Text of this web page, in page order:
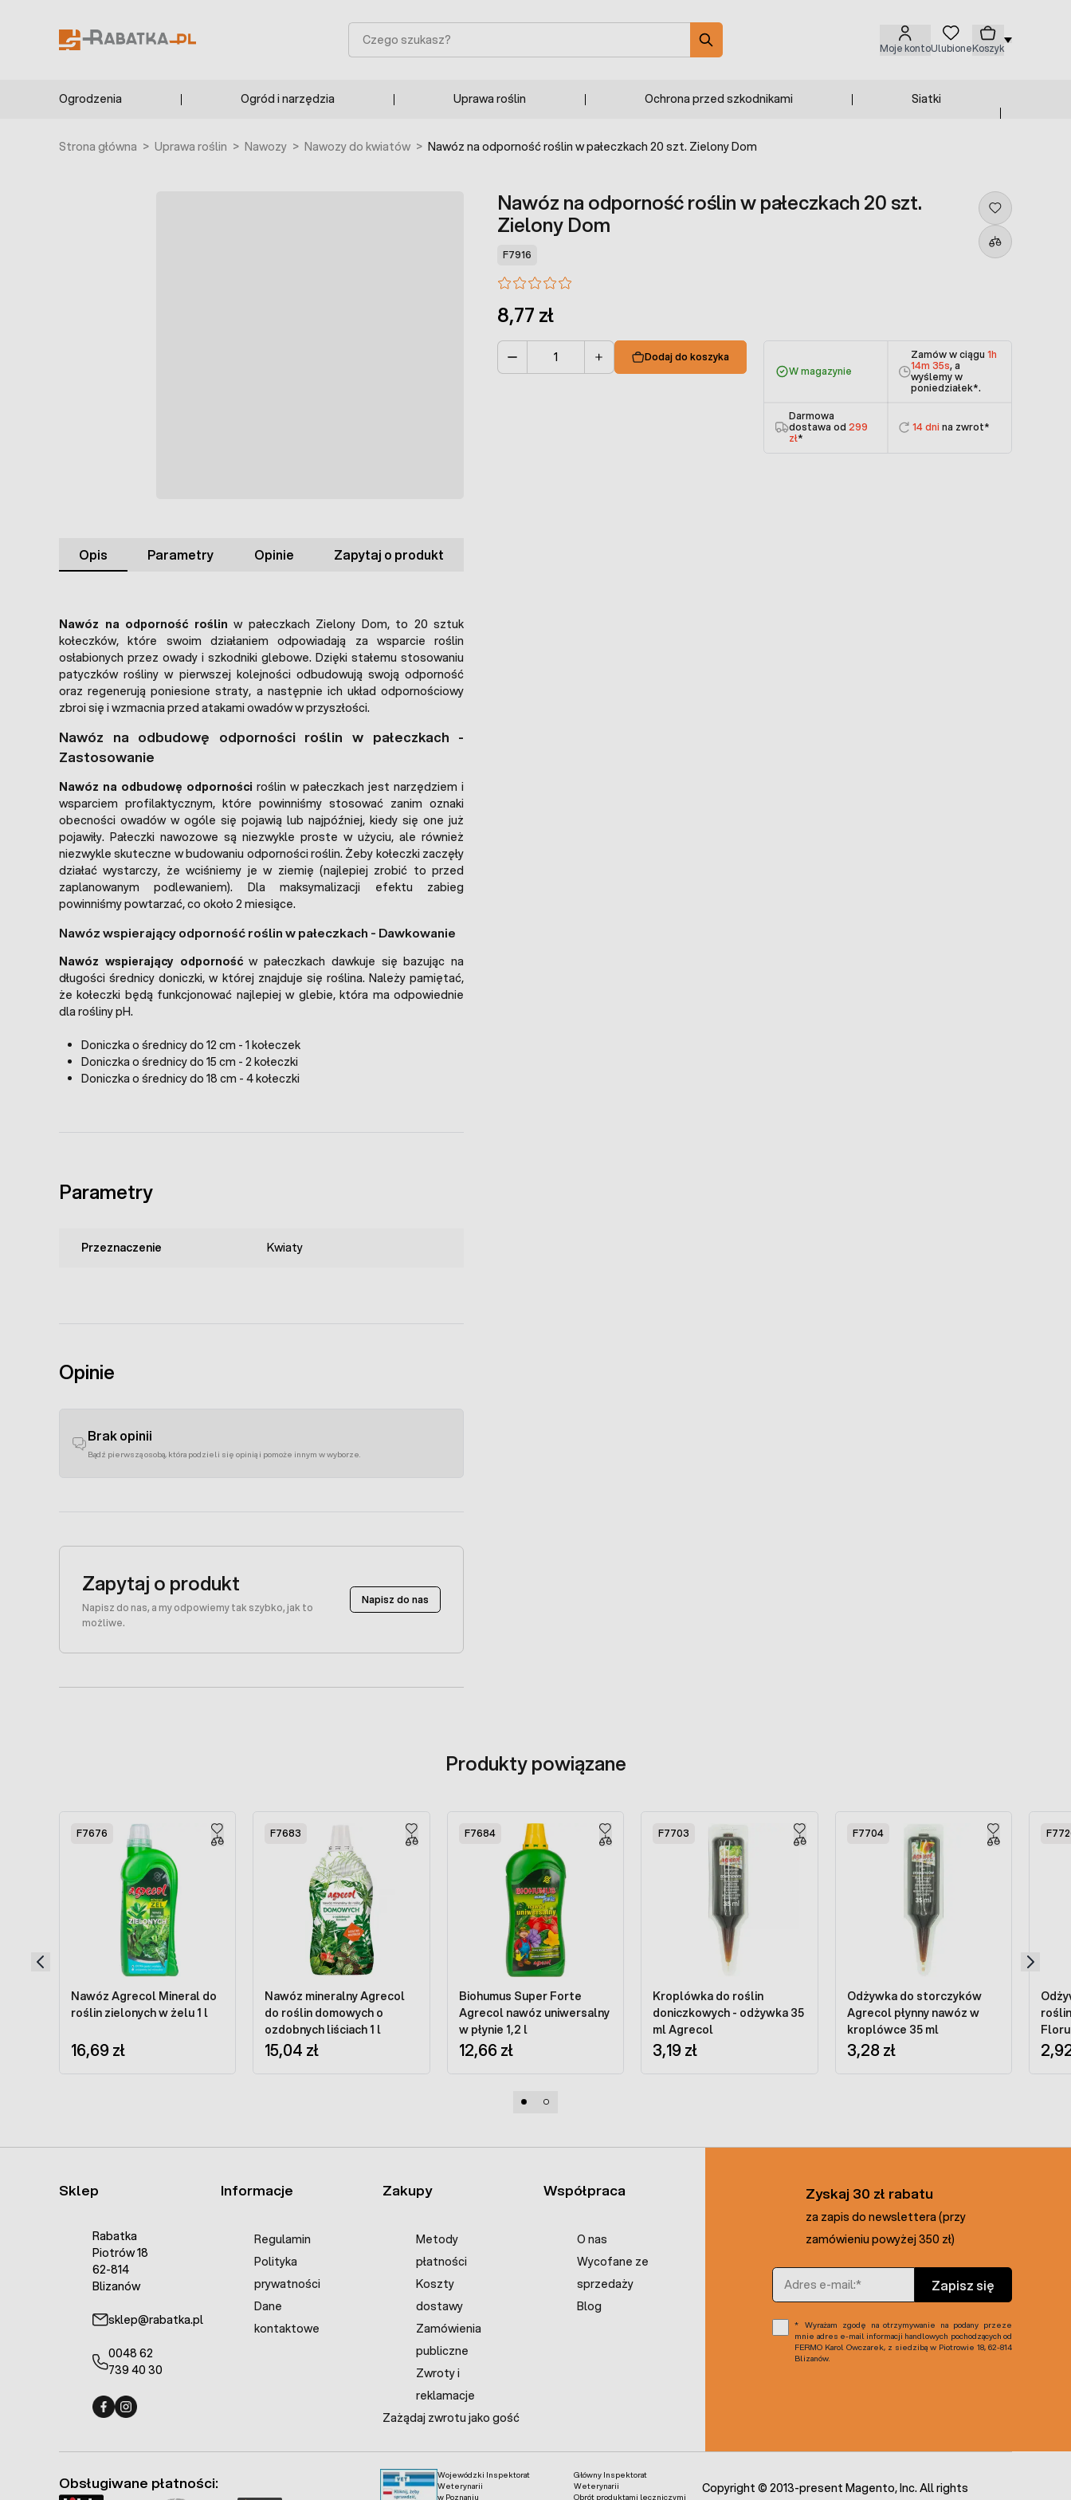
Moje kontoUlubioneKoszyk
Szukaj
Ogrodzenia Ogród i narzędzia Uprawa roślin Ochrona przed szkodnikami Siatki
Strona główna > Uprawa roślin > Nawozy > Nawozy do kwiatów > Nawóz na odporność roślin w pałeczkach 20 szt. Zielony Dom
Nawóz na odporność roślin w pałeczkach 20 szt.
Zielony Dom
F7916
8,77 zł
Dodaj do koszyka
W magazynie
Zamów w ciągu 1h
14m 34s, a
wyślemy w
poniedziałek*.
Darmowa
dostawa od 299
zł*
14 dni na zwrot*
Opis Parametry Opinie Zapytaj o produkt
Nawóz na odporność roślin w pałeczkach Zielony Dom, to 20 sztuk
kołeczków, które swoim działaniem odpowiadają za wsparcie roślin
osłabionych przez owady i szkodniki glebowe. Dzięki stałemu stosowaniu
patyczków rośliny w pierwszej kolejności odbudowują swoją odporność
oraz regenerują poniesione straty, a następnie ich układ odpornościowy
zbroi się i wzmacnia przed atakami owadów w przyszłości.
Nawóz na odbudowę odporności roślin w pałeczkach -
Zastosowanie
Nawóz na odbudowę odporności roślin w pałeczkach jest narzędziem i
wsparciem profilaktycznym, które powinniśmy stosować zanim oznaki
obecności owadów w ogóle się pojawią lub najpóźniej, kiedy się one już
pojawiły. Pałeczki nawozowe są niezwykle proste w użyciu, ale również
niezwykle skuteczne w budowaniu odporności roślin. Żeby kołeczki zaczęły
działać wystarczy, że wciśniemy je w ziemię (najlepiej zrobić to przed
zaplanowanym podlewaniem). Dla maksymalizacji efektu zabieg
powinniśmy powtarzać, co około 2 miesiące.
Nawóz wspierający odporność roślin w pałeczkach - Dawkowanie
Nawóz wspierający odpornośćw pałeczkach dawkuje się bazując na
długości średnicy doniczki, w której znajduje się roślina. Należy pamiętać,
że kołeczki będą funkcjonować najlepiej w glebie, która ma odpowiednie
dla rośliny pH.
Doniczka o średnicy do 12 cm - 1 kołeczek
Doniczka o średnicy do 15 cm - 2 kołeczki
Doniczka o średnicy do 18 cm - 4 kołeczki
Parametry
Przeznaczenie Kwiaty
Opinie
Brak opinii
Bądź pierwszą osobą, która podzieli się opinią i pomoże innym w wyborze.
Zapytaj o produkt
Napisz do nas, a my odpowiemy tak szybko, jak to
możliwe.
Napisz do nas
Produkty powiązane
F7676
Nawóz Agrecol Mineral do
roślin zielonych w żelu 1 l
16,69 zł
F7683
Nawóz mineralny Agrecol
do roślin domowych o
ozdobnych liściach 1 l
15,04 zł
F7684
Biohumus Super Forte
Agrecol nawóz uniwersalny
w płynie 1,2 l
12,66 zł
F7703
Kroplówka do roślin
doniczkowych - odżywka 35
ml Agrecol
3,19 zł
F7704
Odżywka do storczyków
Agrecol płynny nawóz w
kroplówce 35 ml
3,28 zł
Sklep
Rabatka
Piotrów 18
62-814
Blizanów
sklep@rabatka.pl
0048 62
739 40 30
Informacje
Regulamin
Polityka
prywatności
Dane
kontaktowe
Zakupy
Metody
płatności
Koszty
dostawy
Zamówienia
publiczne
Zwroty i
reklamacje
Zażądaj zwrotu jako gość
Współpraca
O nas
Wycofane ze
sprzedaży
Blog
Zyskaj 30 zł rabatu
za zapis do newslettera (przy
zamówieniu powyżej 350 zł)
Adres e-mail
Zapisz się
Wyrażam zgodę na otrzymywanie na podany przeze
mnie adres e-mail informacji handlowych pochodzących od
FERMO Karol Owczarek, z siedzibą w Piotrowie 18, 62-814
Blizanów.
Wojewódzki Inspektorat
Weterynarii
w Poznaniu
Główny Inspektorat
Weterynarii
Obrót produktami leczniczymi
Obsługiwane płatności:
Copyright © 2013-present Magento, Inc. All rights